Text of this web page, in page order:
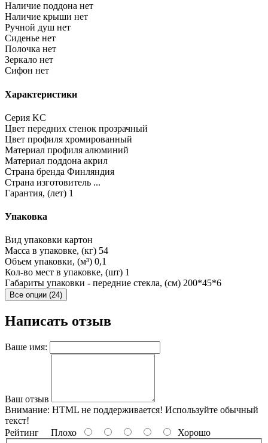
Наличие поддона нет
Наличие крыши нет
Ручной душ нет
Сиденье нет
Полочка нет
Зеркало нет
Сифон нет
Характеристики
Серия KC
Цвет передних стенок прозрачный
Цвет профиля хромированный
Материал профиля алюминий
Материал поддона акрил
Страна бренда Финляндия
Страна изготовитель ...
Гарантия, (лет) 1
Упаковка
Вид упаковки картон
Масса в упаковке, (кг) 54
Объем упаковки, (м³) 0,1
Кол-во мест в упаковке, (шт) 1
Габариты упаковки - передние стекла, (см) 200*45*6
Все опции (24)
Написать отзыв
Ваше имя:
Ваш отзыв
Внимание: HTML не поддерживается! Используйте обычный
текст!
Рейтинг Плохо Хорошо